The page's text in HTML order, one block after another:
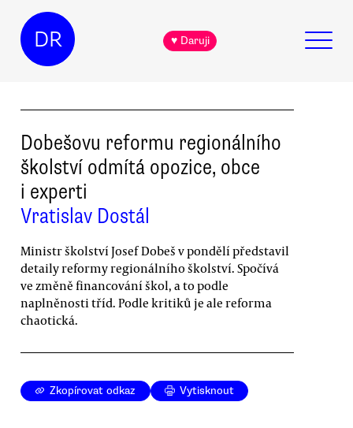
DR ♥ Daruji
Dobešovu reformu regionálního
školství odmítá opozice, obce
i experti
Vratislav Dostál
Ministr školství Josef Dobeš v pondělí představil
detaily reformy regionálního školství. Spočívá
ve změně financování škol, a to podle
naplněnosti tříd. Podle kritiků je ale reforma
chaotická.
Zkopírovat odkaz Vytisknout